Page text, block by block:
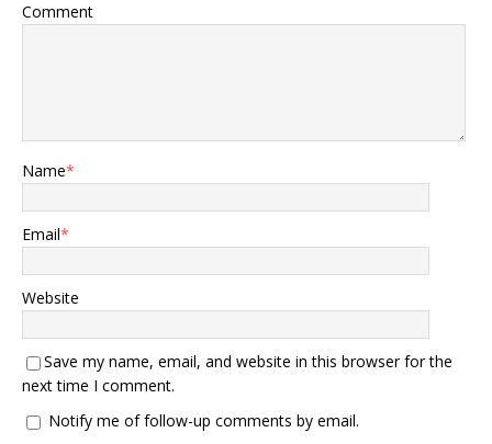
Comment
Name*
Email*
Website
Save my name, email, and website in this browser for the
next time I comment.
Notify me of follow-up comments by email.